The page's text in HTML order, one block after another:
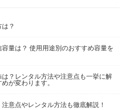
？
量は？ 使用用途別のおすすめ容量を
？レンタル方法や注意点も一挙に解
が変わります。
意点やレンタル方法も徹底解説！